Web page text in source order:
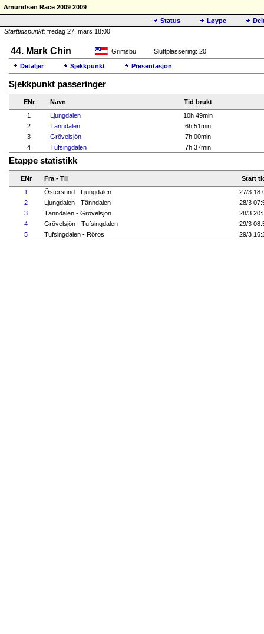
Amundsen Race 2009 2009
Status
Løype
Starttidspunkt: fredag 27. mars 18:00
44. Mark Chin Grimsbu Sluttplassering: 20
Detaljer Sjekkpunkt Presentasjon
Sjekkpunkt passeringer
ENr Navn
Tid brukt
1
Ljungdalen
10h 49min
2
Tänndalen
6h 51min
3
Grövelsjön
7h 00min
4
Tufsingdalen 7h 37min
Etappe statistikk
ENr Fra - Til
Start
1
Östersund - Ljungdalen
27/3
2
Ljungdalen - Tänndalen
28/3
3
Tänndalen - Grövelsjön
28/3
4
Grövelsjön - Tufsingdalen
29/3
5
Tufsingdalen - Röros 29/3